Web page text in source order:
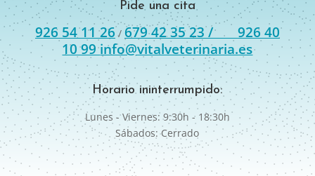
Pide una cita
926 54 11 26 / 679 42 35 23 / 926 40
10 99info@vitalveterinaria.es
Horario ininterrumpido:
Lunes - Viernes: 9:30h - 18:30h
Sábados: Cerrado